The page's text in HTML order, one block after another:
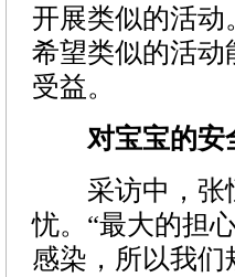
开展类似的活动
希望类似的活动
受益。
对宝宝的安
采访中，张恒
忧。“最大的担
感染，所以我